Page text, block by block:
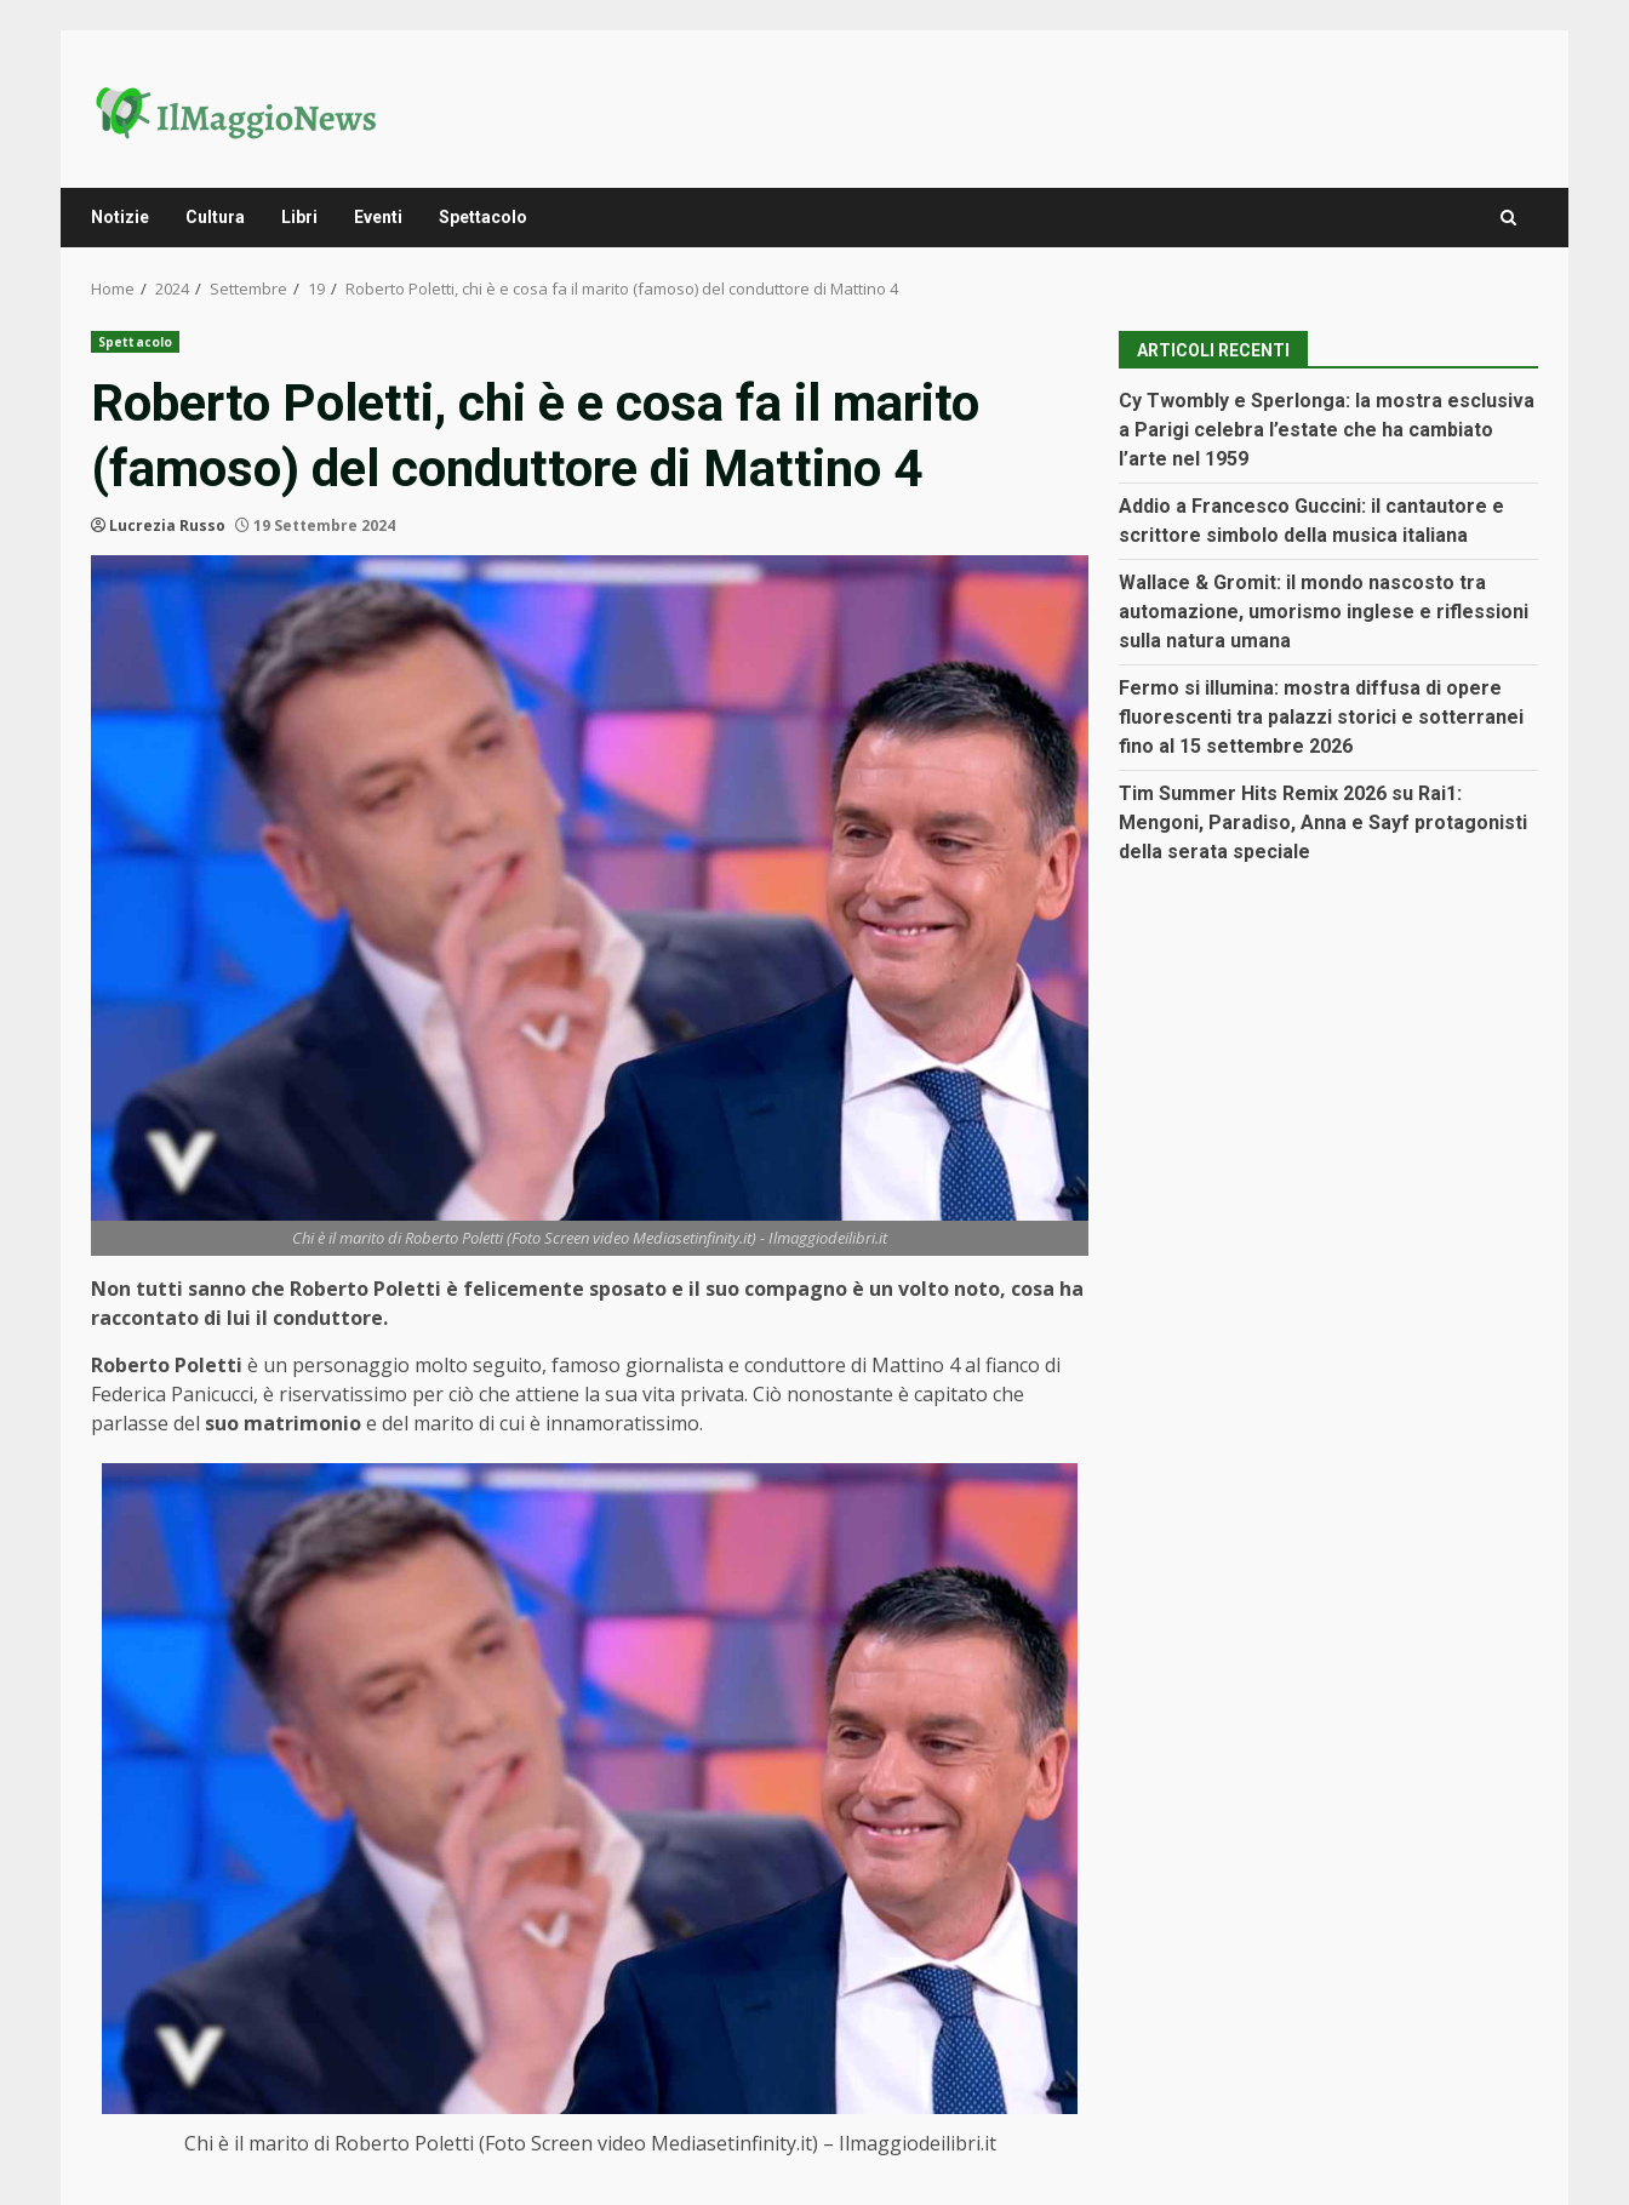
content
Notizie Cultura Libri Eventi Spettacolo
Home 2024 Settembre 19 Roberto Poletti, chi è e cosa fa il marito (famoso) del conduttore di Mattino 4
Spettacolo
Roberto Poletti, chi è e cosa fa il marito
(famoso) del conduttore di Mattino 4
Lucrezia Russo 19 Settembre 2024
Chi è il marito di Roberto Poletti (Foto Screen video Mediasetinfinity.it) - Ilmaggiodeilibri.it
Non tutti sanno che Roberto Poletti è felicemente sposato e il suo compagno è un volto noto, cosa ha
raccontato di lui il conduttore.
Roberto Poletti è un personaggio molto seguito, famoso giornalista e conduttore di Mattino 4 al fianco di
Federica Panicucci, è riservatissimo per ciò che attiene la sua vita privata. Ciò nonostante è capitato che
parlasse del suo matrimonioe del marito di cui è innamoratissimo.
Chi è il marito di Roberto Poletti (Foto Screen video Mediasetinfinity.it) – Ilmaggiodeilibri.it
ARTICOLI RECENTI
Cy Twombly e Sperlonga: la mostra esclusiva
a Parigi celebra l’estate che ha cambiato
l’arte nel 1959
Addio a Francesco Guccini: il cantautore e
scrittore simbolo della musica italiana
Wallace & Gromit: il mondo nascosto tra
automazione, umorismo inglese e riflessioni
sulla natura umana
Fermo si illumina: mostra diffusa di opere
fluorescenti tra palazzi storici e sotterranei
fino al 15 settembre 2026
Tim Summer Hits Remix 2026 su Rai1:
Mengoni, Paradiso, Anna e Sayf protagonisti
della serata speciale